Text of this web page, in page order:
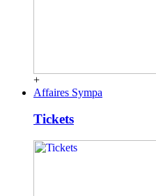
+
Affaires Sympa
Tickets